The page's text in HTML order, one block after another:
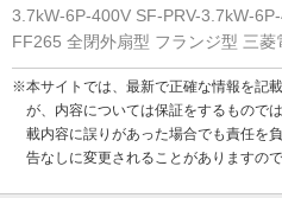
3.7kW-6P-400V SF-PRV-3.7kW-
FF265 全閉外扇型 フランジ型 三
※本サイトでは、最新で正確な情報を記
が、内容については保証をするもので
載内容に誤りがあった場合でも責任を
告なしに変更されることがありますの